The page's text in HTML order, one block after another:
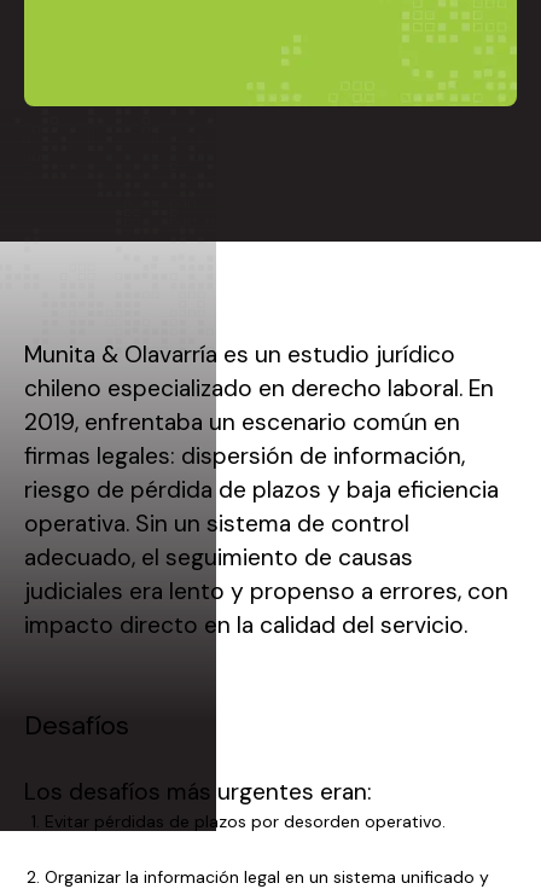
Munita & Olavarría es un estudio jurídico
chileno especializado en derecho laboral. En
2019, enfrentaba un escenario común en
firmas legales: dispersión de información,
riesgo de pérdida de plazos y baja eficiencia
operativa. Sin un sistema de control
adecuado, el seguimiento de causas
judiciales era lento y propenso a errores, con
impacto directo en la calidad del servicio.
Desafíos
Los desafíos más urgentes eran:
Evitar pérdidas de plazos por desorden operativo.
Organizar la información legal en un sistema unificado y